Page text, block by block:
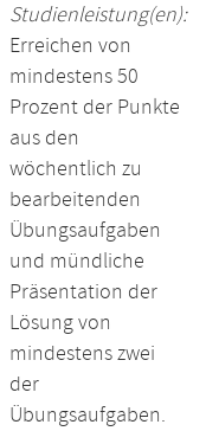
Studienleistung(en):
Erreichen von
mindestens 50
Prozent der Punkte
aus den
wöchentlich zu
bearbeitenden
Übungsaufgaben
und mündliche
Präsentation der
Lösung von
mindestens zwei
der
Übungsaufgaben.